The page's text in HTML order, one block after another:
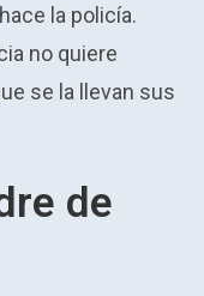
la policía.
no quiere
se la llevan sus
de